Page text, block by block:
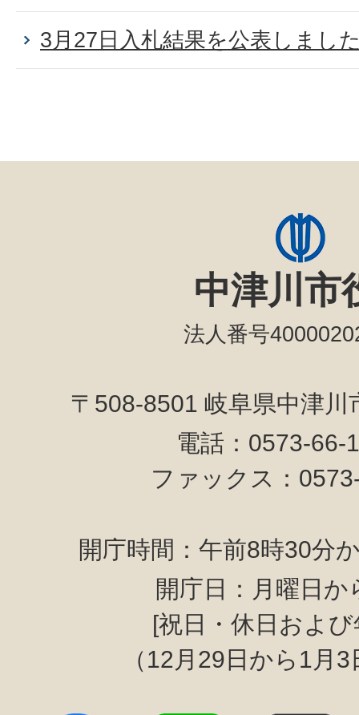
3月27日入札結果を公表しまし
中津川市
法人番号
〒508-8501 岐阜県中津
電話：0573-
ファックス：
開庁時間：午前8時30分
開庁日：月曜日か
[祝日・休日およ
（12月29日から1月